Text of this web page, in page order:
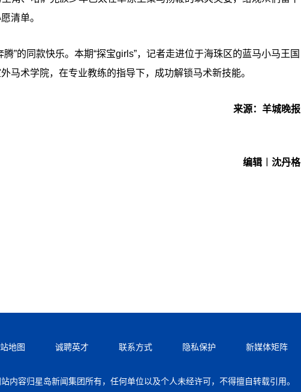
清单。
”的同款快乐。本期“探宝girls”，记者走进位于海珠区的蓝马小马王国
马术学院，在专业教练的指导下，成功解锁马术新技能。
来源：羊城晚报
编辑︱沈丹格
地图 诚聘英才 联系方式 隐私保护 新媒体矩阵
内容归星岛新闻集团所有，任何单位以及个人未经许可，不得擅自转载引用。